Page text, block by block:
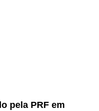
pela PRF em